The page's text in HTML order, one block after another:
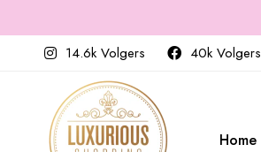
14.6k Volgers
40k Volgers
Home